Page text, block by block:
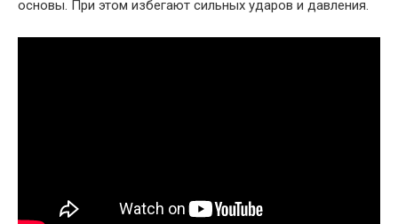
основы. При этом избегают сильных ударов и давления.